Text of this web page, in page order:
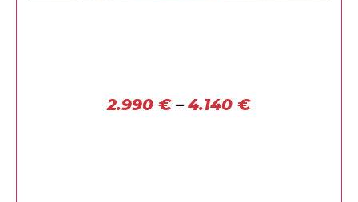
2.990 € – 4.140 €